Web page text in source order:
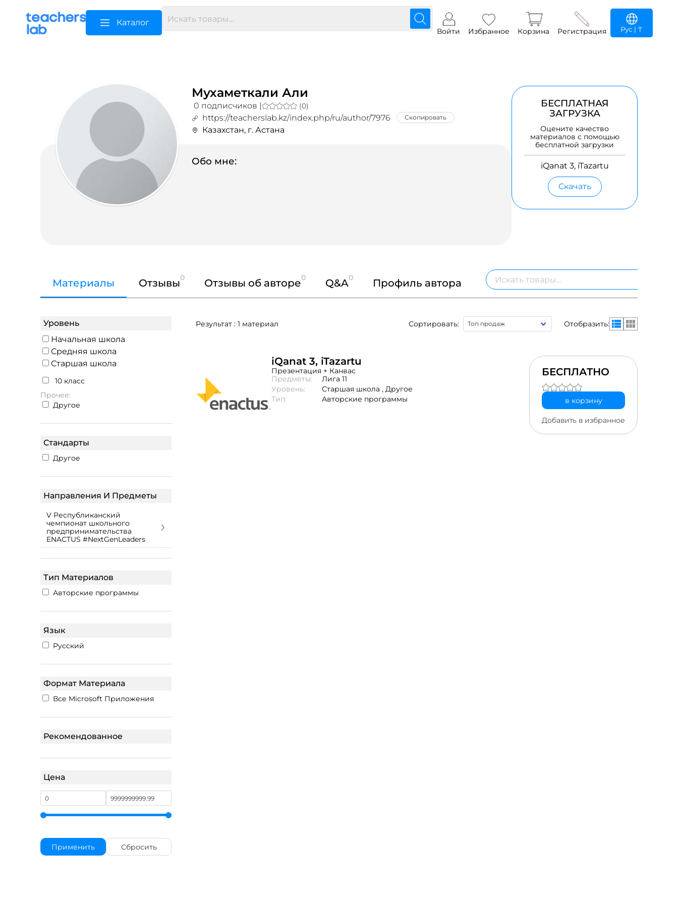
Каталог
Войти Избранное Корзина Регистрация Рус | ₸
Мухаметкали Али
0 подписчиков | (0)
https://teacherslab.kz/index.php/ru/author/7976 Скопировать
Казахстан, г. Астана
Обо мне:
БЕСПЛАТНАЯ
ЗАГРУЗКА
Оцените качество
материалов с помощью
бесплатной загрузки
iQanat 3, iTazartu
Скачать
Материалы Отзывы0 Отзывы об авторе0 Q&A0 Профиль автора
Уровень
Начальная школа
Средняя школа
Старшая школа
10 класс
Прочее:
Другое
Стандарты
Другое
Направления И Предметы
V Республиканский
чемпионат школьного
предпринимательства
ENACTUS #NextGenLeaders
›
Тип Материалов
Авторские программы
Язык
Русский
Формат Материала
Все Microsoft Приложения
Рекомендованное
Цена
Применить Сбросить
Результат : 1 материал Сортировать: Отобразить:
iQanat 3, iTazartu
Презентация + Канвас
Предметы:
Лига 11
Уровень:
Старшая школа , Другое
Тип:
Авторские программы
БЕСПЛАТНО
в корзину
Добавить в избранное